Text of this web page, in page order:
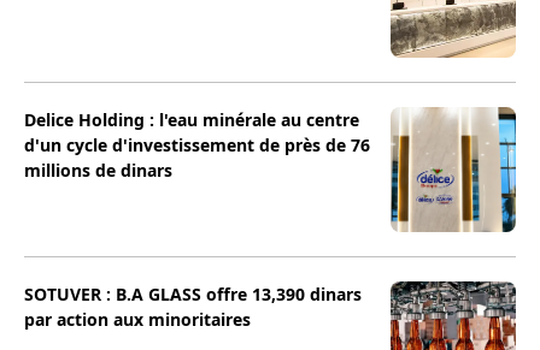
Delice Holding : l'eau minérale au centre
d'un cycle d'investissement de près de 76
millions de dinars
SOTUVER : B.A GLASS offre 13,390 dinars
par action aux minoritaires